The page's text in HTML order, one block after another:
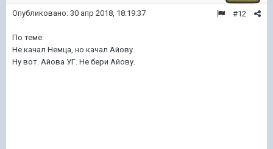
#12
Опубликовано: 30 апр 2018, 18:19:37
По теме:
Не качал Немца, но качал Айову.
Ну вот. Айова УГ. Не бери Айову.